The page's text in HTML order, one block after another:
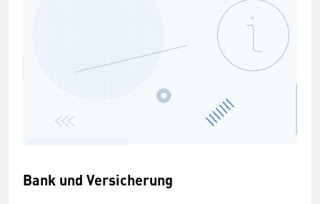
Bank und Versicherung